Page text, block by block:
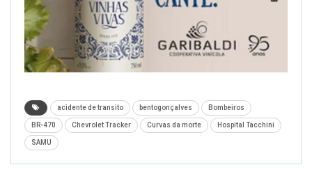
acidente de transito bentogonçalves Bombeiros
BR-470 Chevrolet Tracker Curvas da morte Hospital Tacchini
SAMU